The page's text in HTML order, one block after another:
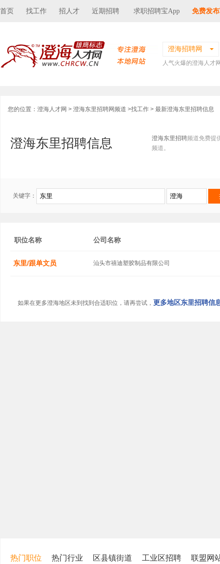
首页 找工作 招人才 近期招聘 求职招聘宝App 免费发
澄海招聘网
人气火爆的澄海人才
您的位置： 澄海人才网 > 澄海东里招聘网频道 >找工作 > 最新澄海东里招聘信息
澄海东里招聘信息 澄海东里招聘频道免费提
频道。
关键字：
职位名称 公司名称
东里/跟单文员 汕头市禧迪塑胶制品有限公司
如果在更多澄海地区未到找到合适职位，请再尝试， 更多地区东里招聘信
热门职位 热门行业 区县镇街道 工业区招聘 联盟网